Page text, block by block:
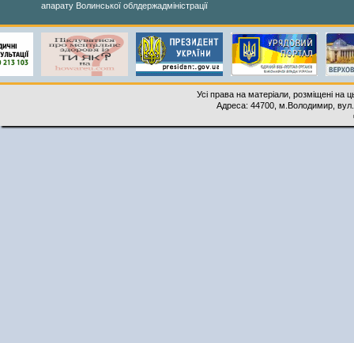
апарату Волинської облдержадміністрації
Усі права на матеріали, розміщені на
Адреса: 44700, м.Володимир,